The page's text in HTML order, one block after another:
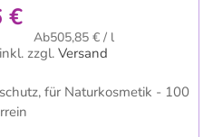
€
Ab505,85 € / l
zzgl. Versand
für Naturkosmetik - 100